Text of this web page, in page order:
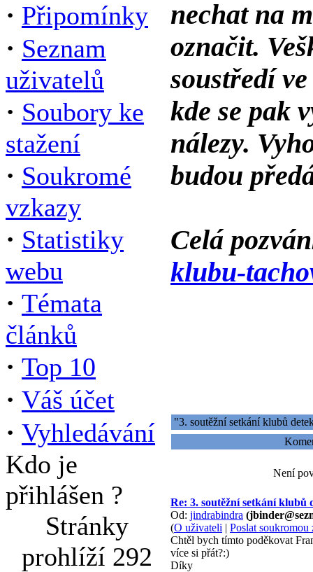
· Připomínky
· Seznam
uživatelů
· Soubory ke
stažení
· Soukromé
vzkazy
· Statistiky
webu
· Témata
článků
· Top 10
· Váš účet
· Vyhledávání
Kdo je
přihlášen ?
Stránky
prohlíží 292
nechat na
označit.
soustředí
kde se pak
nálezy.
budou
Celá
klubu-
"3. soutěžní setkání klubů
Není
Re: 3. soutěžní setkání klubů
Od: jindrabindra
(O uživateli | Poslat soukromou
Chtěl bych tímto poděkovat
více si přát?:)
Díky